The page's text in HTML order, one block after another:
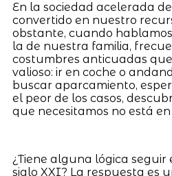
En la sociedad acelerada
convertido en nuestro
obstante, cuando
la de nuestra familia,
costumbres anticuadas
valioso: ir en coche o
buscar aparcamiento,
el peor de los casos,
que necesitamos no está en
¿Tiene alguna lógica
siglo XXI? La respuesta es